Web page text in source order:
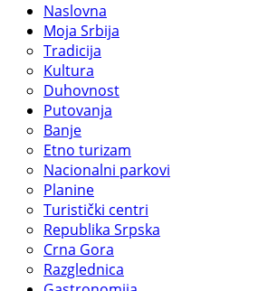
Naslovna
Moja Srbija
Tradicija
Kultura
Duhovnost
Putovanja
Banje
Etno turizam
Nacionalni parkovi
Planine
Turistički centri
Republika Srpska
Crna Gora
Razglednica